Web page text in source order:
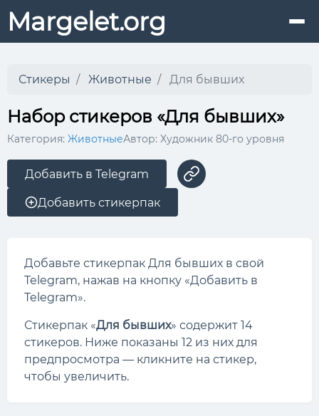
Margelet.org
Стикеры Животные Для бывших
Набор стикеров «Для бывших»
Категория: ЖивотныеАвтор: Художник 80-го уровня
Добавить в Telegram
Добавить стикерпак
Добавьте стикерпак Для бывших в свой
Telegram, нажав на кнопку «Добавить в
Telegram».
Стикерпак «Для бывших» содержит 14
стикеров. Ниже показаны 12 из них для
предпросмотра — кликните на стикер,
чтобы увеличить.